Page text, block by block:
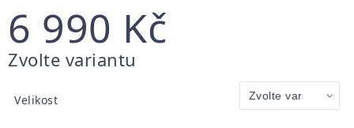
6 990 Kč
Měrná
Zvolte variantu
Velikost